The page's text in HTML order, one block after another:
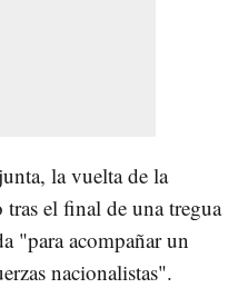
la vuelta de la
el final de una tregua
"para acompañar un
nacionalistas".